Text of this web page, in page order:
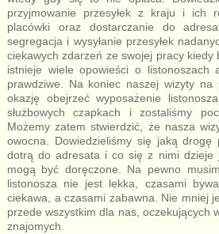
przyjmowanie przesyłek z kraju i ich
placówki oraz dostarczanie do
segregacja i wysyłanie przesyłek
ciekawych zdarzeń ze swojej pracy kiedy
istnieje wiele opowieści o listonoszach
prawdziwe. Na koniec naszej wizyty na
okazję obejrzeć wyposażenie
służbowych czapkach i zostaliśmy
Możemy zatem stwierdzić, że nasza
owocna. Dowiedzieliśmy się jaką drogę
dotrą do adresata i co się z nimi dzieje
mogą być doręczone. Na pewno
listonosza nie jest lekka, czasami
ciekawa, a czasami zabawna. Nie mniej
przede wszystkim dla nas, oczekujących
znajomych.